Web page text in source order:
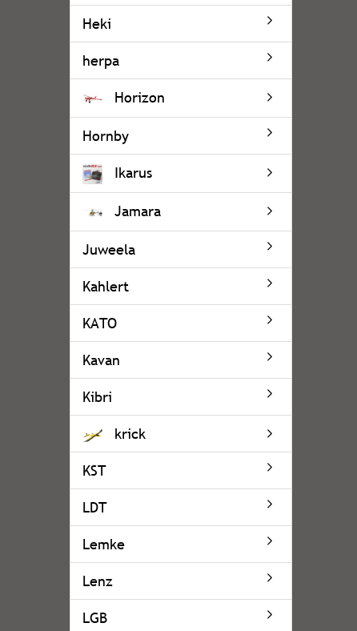
Heki
herpa
Horizon
Hornby
Ikarus
Jamara
Juweela
Kahlert
KATO
Kavan
Kibri
krick
KST
LDT
Lemke
Lenz
LGB